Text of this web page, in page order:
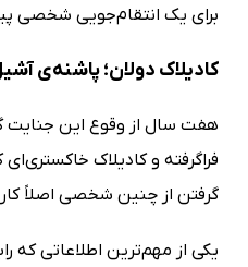
برای یک انتقام‌جویی شخصی
کادیلاک دولان؛ پاشنه‌ی
هفت سال از وقوع این جنایت
فراگرفته و کادیلاک
گرفتن از چنین شخصی اصلاً
یکی از مهم‌ترین اطلاعاتی